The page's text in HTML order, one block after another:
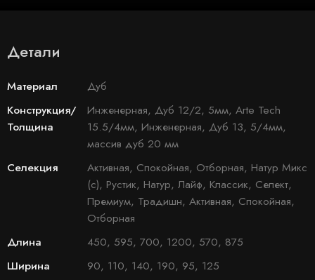
Детали
Материал
Дуб
Конструкция/
Толщина
Инженерная, Дуб 12/2, 5мм, Arte Tech
15.5/4мм, Инженерная, Дуб 13, 5/4мм,
массив дуб 20 мм
Селекция
Активная, Спокойная, Отборная, Натур Микс
(с), Рустик, Натур, Лайф, Классик, Селект,
Премиум, Традишн, Активная, Спокойная,
Отборная
Длина
450, 595, 700, 1200, 570, 875
Ширина
90, 110, 140, 190, 95, 125